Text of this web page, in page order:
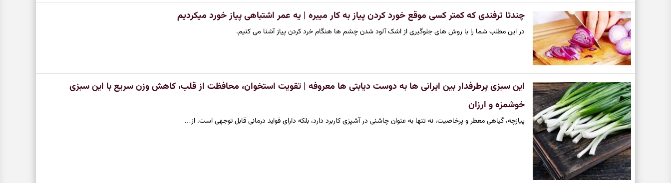
چندتا ترفندی که کمتر کسی موقع خورد کردن پیاز به کار میبره | یه عمر اشتباهی پیاز خورد میکردیم
در این مطلب شما را با روش های جلوگیری از اشک آلود شدن چشم ها هنگام خرد کردن پیاز آشنا می کنیم.
این سبزی پرطرفدار بین ایرانی ها به دوست دیابتی ها معروفه | تقویت استخوان، محافظت از قلب، کاهش وزن سریع با این سبزی
خوشمزه و ارزان
پیازچه، گیاهی معطر و پرخاصیت، نه تنها به عنوان چاشنی در آشپزی کاربرد دارد، بلکه دارای فواید درمانی قابل توجهی است. از…